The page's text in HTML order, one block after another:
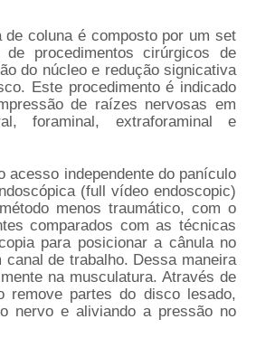
coluna é composto por um set
procedimentos cirúrgicos de
do núcleo e redução signicativa
Este procedimento é indicado
de raízes nervosas em
foraminal, extraforaminal e
independente do panículo
(full vídeo endoscopic)
menos traumático, com o
comparados com as técnicas
para posicionar a cânula no
de trabalho. Dessa maneira
na musculatura. Através de
remove partes do disco lesado,
nervo e aliviando a pressão no